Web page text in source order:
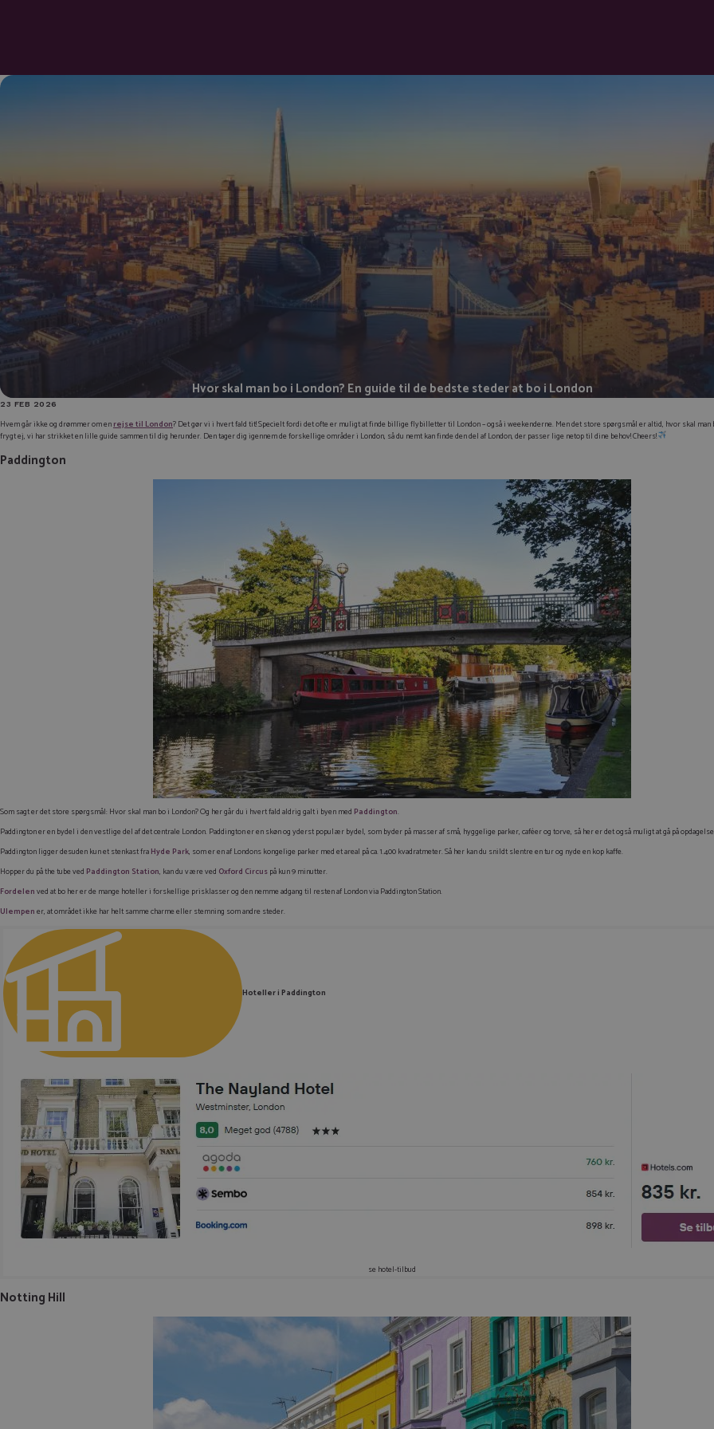
Hvor skal man bo i London? En guide til de bedste steder at bo i London
23 FEB 2026
Hvem går ikke og drømmer om enrejse til London? Det gør vi i hvert fald tit! Specielt fordi det ofte er muligt at finde billige flybilletter til London – også i weekenderne. Men det store spørgsmål er altid, hvor skal man
frygt ej, vi har strikket en lille guide sammen til dig herunder. Den tager dig igennem de forskellige områder i London, så du nemt kan finde den del af London, der passer lige netop til dine behov!Cheers!
Paddington
Som sagt er det store spørgsmål: Hvor skal man bo i London? Og her går du i hvert fald aldrig galt i byen med Paddington.
Paddington er en bydel i den vestlige del af det centrale London. Paddington er en skøn og yderst populær bydel, som byder på masser af små, hyggelige parker, caféer og torve, så her er det også muligt at gå på opdagelse!
Paddington ligger desuden kun et stenkast fraHyde Park, som er en af Londons kongelige parker med et areal på ca. 1.400 kvadratmeter. Så her kan du snildt slentre en tur og nyde en kop kaffe.
Hopper du påthe tubeved Paddington Station, kan du være ved Oxford Circuspå kun 9 minutter.
Fordelenved at bo her er de mange hoteller i forskellige prisklasser og den nemme adgang til resten af London via Paddington Station.
Ulempener, at området ikke har helt samme charme eller stemning som andre steder.
Hoteller i Paddington
se hotel-tilbud
Notting Hill